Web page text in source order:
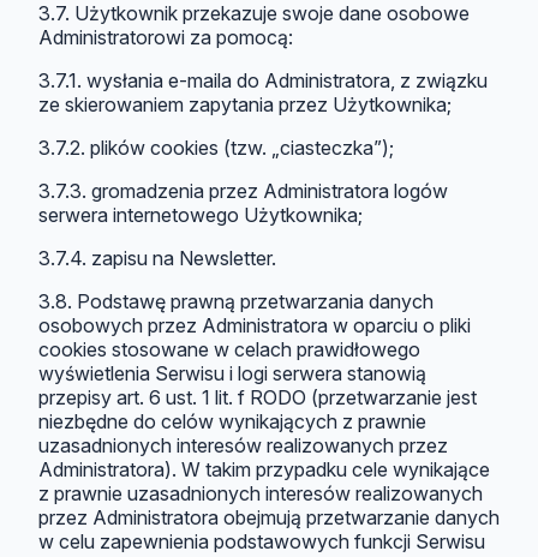
3.7. Użytkownik przekazuje swoje dane osobowe
Administratorowi za pomocą:
3.7.1. wysłania e-maila do Administratora, z związku
ze skierowaniem zapytania przez Użytkownika;
3.7.2. plików cookies (tzw. „ciasteczka”);
3.7.3. gromadzenia przez Administratora logów
serwera internetowego Użytkownika;
3.7.4. zapisu na Newsletter.
3.8. Podstawę prawną przetwarzania danych
osobowych przez Administratora w oparciu o pliki
cookies stosowane w celach prawidłowego
wyświetlenia Serwisu i logi serwera stanowią
przepisy art. 6 ust. 1 lit. f RODO (przetwarzanie jest
niezbędne do celów wynikających z prawnie
uzasadnionych interesów realizowanych przez
Administratora). W takim przypadku cele wynikające
z prawnie uzasadnionych interesów realizowanych
przez Administratora obejmują przetwarzanie danych
w celu zapewnienia podstawowych funkcji Serwisu